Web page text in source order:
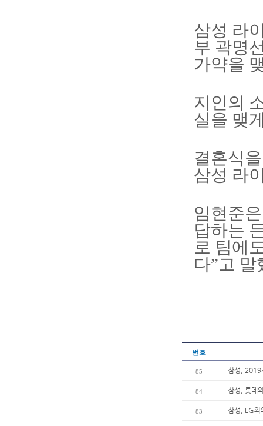
삼성 라
부 곽명
가약을
지인의
실을 맺
결혼식
삼성 라
임현준
답하는
로 팀에
다”고 말
번호
85 삼성, 2019
84 삼성, 롯데
83 삼성, LG와